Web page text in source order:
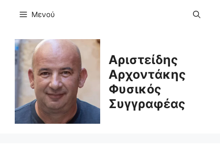
Μενού
Αριστείδης
Αρχοντάκης
Φυσικός
Συγγραφέας